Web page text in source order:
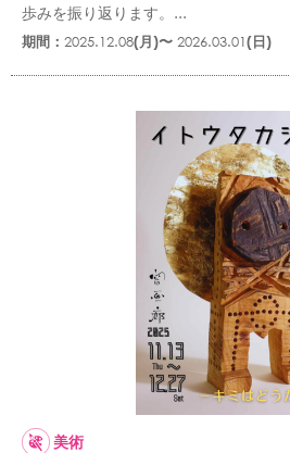
歩みを振り返ります。...
期間： 2025.12.08(月)〜 2026.03.01(日)
美術